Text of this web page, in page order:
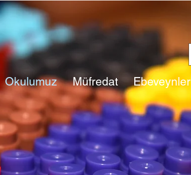
Okulumuz Müfredat Ebeveynler